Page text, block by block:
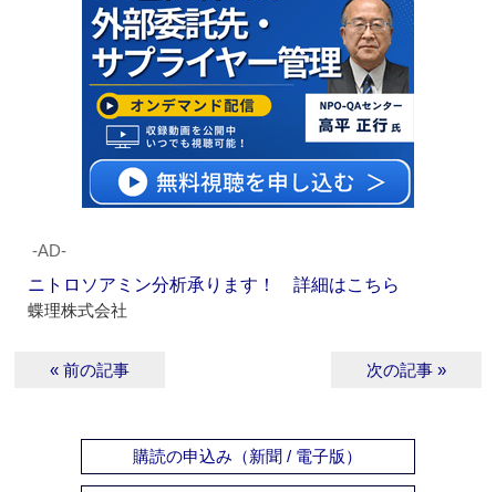
‐AD‐
ニトロソアミン分析承ります！ 詳細はこちら
蝶理株式会社
« 前の記事 次の記事 »
購読の申込み（新聞 / 電子版）